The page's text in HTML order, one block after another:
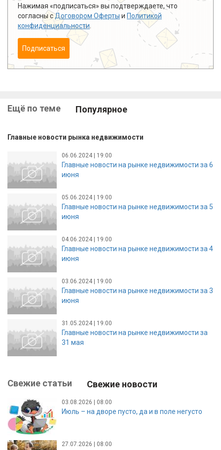
Нажимая «подписаться» вы подтверждаете, что
согласны сДоговором Оферты и Политикой
конфиденциальности
Подписаться
Ещё по теме Популярное
Главные новости рынка недвижимости
06.06.2024 | 19:00
Главные новости на рынке недвижимости за 6
июня
05.06.2024 | 19:00
Главные новости на рынке недвижимости за 5
июня
04.06.2024 | 19:00
Главные новости на рынке недвижимости за 4
июня
03.06.2024 | 19:00
Главные новости на рынке недвижимости за 3
июня
31.05.2024 | 19:00
Главные новости на рынке недвижимости за
31 мая
Свежие статьи Свежие новости
03.08.2026 | 08:00
Июль – на дворе пусто, да и в поле негусто
27.07.2026 | 08:00